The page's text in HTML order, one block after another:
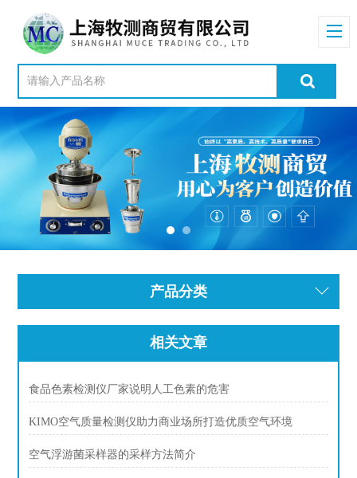
产品分类
相关文章
食品色素检测仪厂家说明人工色素的危害
KIMO空气质量检测仪助力商业场所打造优质空气环境
空气浮游菌采样器的采样方法简介